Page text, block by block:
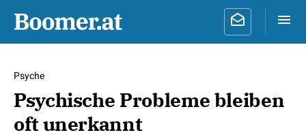
Psyche
Psychische Probleme bleiben
oft unerkannt